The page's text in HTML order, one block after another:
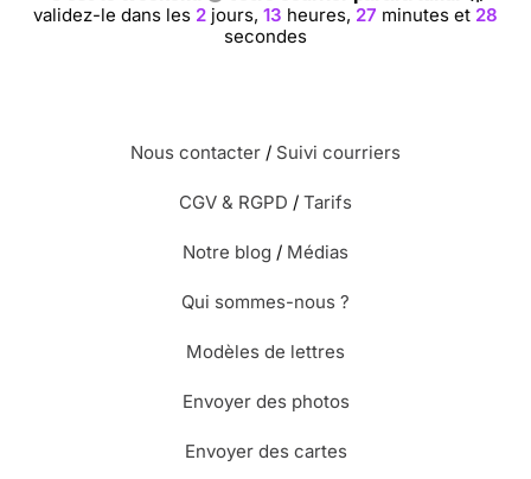
validez-le dans les 2 jours, 13 heures, 27 minutes et 28
secondes
Nous contacter / Suivi courriers
CGV & RGPD / Tarifs
Notre blog / Médias
Qui sommes-nous ?
Modèles de lettres
Envoyer des photos
Envoyer des cartes